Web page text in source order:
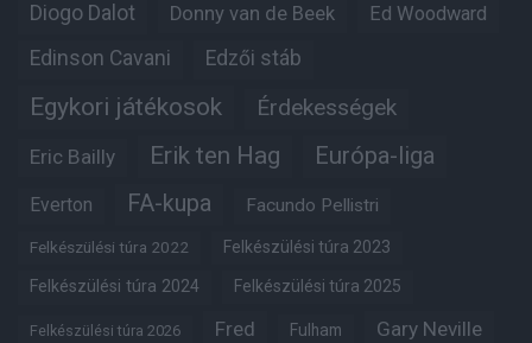
Diogo Dalot Donny van de Beek Ed Woodward
Edinson Cavani Edzői stáb
Egykori játékosok Érdekességek
Eric Bailly Erik ten Hag Európa-liga
Everton FA-kupa Facundo Pellistri
Felkészülési túra 2022 Felkészülési túra 2023
Felkészülési túra 2024 Felkészülési túra 2025
Felkészülési túra 2026 Fred Fulham Gary Neville